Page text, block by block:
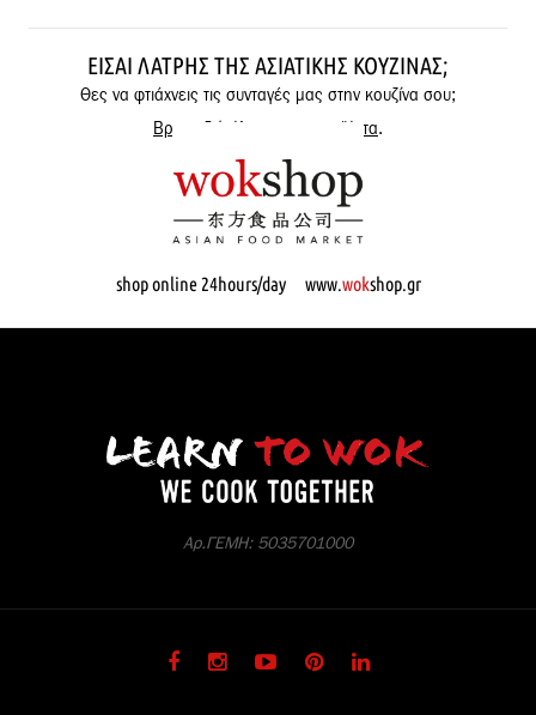
ΕΊΣΑΙ ΛΆΤΡΗΣ ΤΗΣ ΑΣΙΑΤΙΚΉΣ ΚΟΥΖΊΝΑΣ;
Θες να φτιάχνεις τις συνταγές μας στην κουζίνα σου;
Βρες εδώ όλα μας τα προϊόντα.
shop online 24hours/day www.wokshop.gr
Αρ.ΓΕΜΗ: 5035701000